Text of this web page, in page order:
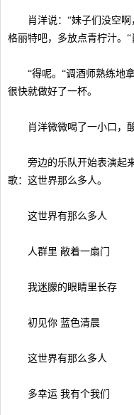
肖洋说：“妹子们没空啊
格丽特吧，多放点青柠汁。
“得呢。“调酒师熟练地拿
很快就做好了一杯。
肖洋微微喝了一小口，酸
旁边的乐队开始表演起来
歌：这世界那么多人。
这世界有那么多人
人群里 敞着一扇门
我迷朦的眼睛里长存
初见你 蓝色清晨
这世界有那么多人
多幸运 我有个我们